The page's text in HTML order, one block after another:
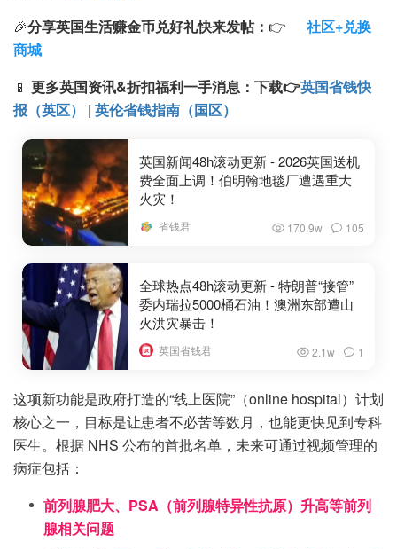
🎉分享英国生活赚金币兑好礼快来发帖： 👉
社区+兑换
商城
📱 更多英国资讯&折扣福利一手消息： 下载👉英国省钱快
报（英区）
| 英伦省钱指南（国区）
英国新闻48h滚动更新 - 2026英国送机
费全面上调！伯明翰地毯厂遭遇重大
火灾！
省钱君 170.9w 105
全球热点48h滚动更新 - 特朗普“接管”
委内瑞拉5000桶石油！澳洲东部遭山
火洪灾暴击！
英国省钱君 2.1w 1
这项新功能是政府打造的“线上医院”（online hospital）计划
核心之一，目标是让患者不必苦等数月，也能更快见到专科
医生。根据 NHS 公布的首批名单，未来可通过视频管理的
病症包括：
前列腺肥大、PSA（前列腺特异性抗原）升高等前列
腺相关问题